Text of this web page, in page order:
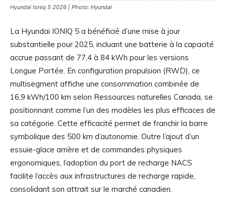
Hyundai Ioniq 5 2026 | Photo: Hyundai
La Hyundai IONIQ 5 a bénéficié d’une mise à jour
substantielle pour 2025, incluant une batterie à la capacité
accrue passant de 77,4 à 84 kWh pour les versions
Longue Portée. En configuration propulsion (RWD), ce
multisegment affiche une consommation combinée de
16,9 kWh/100 km selon Ressources naturelles Canada, se
positionnant comme l’un des modèles les plus efficaces de
sa catégorie. Cette efficacité permet de franchir la barre
symbolique des 500 km d’autonomie. Outre l’ajout d’un
essuie-glace arrière et de commandes physiques
ergonomiques, l’adoption du port de recharge NACS
facilite l’accès aux infrastructures de recharge rapide,
consolidant son attrait sur le marché canadien.